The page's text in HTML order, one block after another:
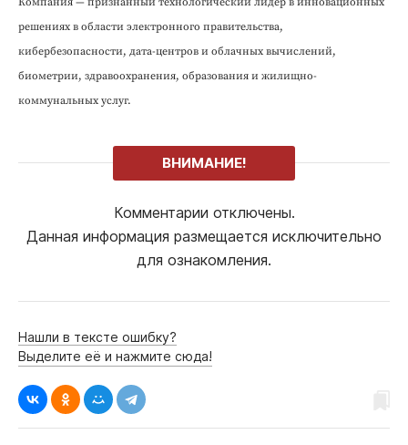
решениях в области электронного правительства,
кибербезопасности, дата-центров и облачных вычислений,
биометрии, здравоохранения, образования и жилищно-
коммунальных услуг.
ВНИМАНИЕ!
Комментарии отключены.
Данная информация размещается исключительно
для ознакомления.
Нашли в тексте ошибку?
Выделите её и нажмите сюда!